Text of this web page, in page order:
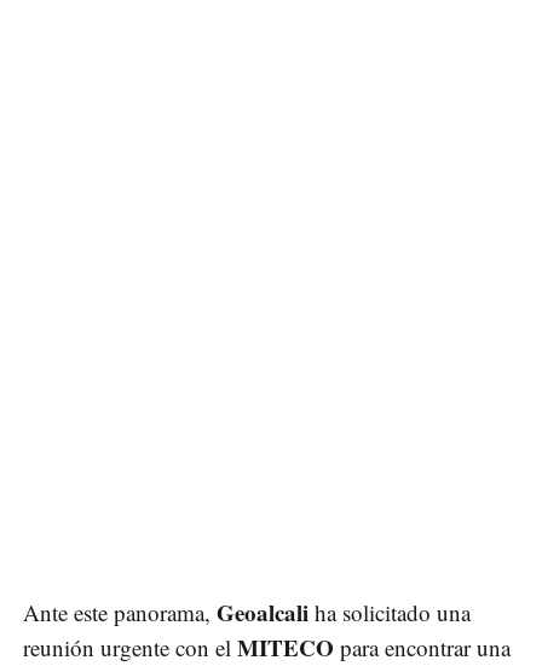
Ante este panorama, Geoalcali ha solicitado una
reunión urgente con el MITECO para encontrar una